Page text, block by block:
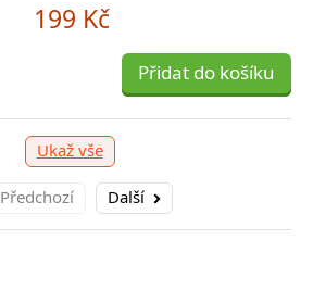
199 Kč
Přidat do košíku
Ukaž vše
Předchozí Další